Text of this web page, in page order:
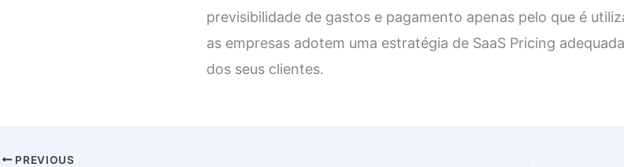
previsibilidade de gastos e pagamento apenas pelo que é
as empresas adotem uma estratégia de SaaS Pricing
dos seus clientes.
PREVIOUS